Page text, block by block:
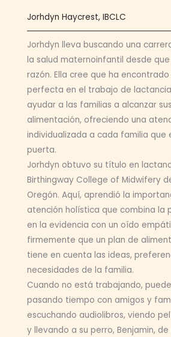
Jorhdyn Haycrest, IBCLC
Jorhdyn lleva buscando una
la salud maternoinfantil desde
razón. Ella cree que ha
perfecta en el trabajo de
ayudar a las familias a alcanzar
alimentación, ofreciendo una
individualizada a cada familia que
puerta.
Jorhdyn obtuvo su título en
Birthingway College of Midwifery
Oregón. Aquí, aprendió la
atención holística que combina la
en la evidencia con un oído
firmemente que un plan de
tiene en cuenta las ideas,
necesidades de la familia.
Cuando no está trabajando,
pasando tiempo con amigos y
escuchando audiolibros, viendo
y llevando a su perro, Benjamin,